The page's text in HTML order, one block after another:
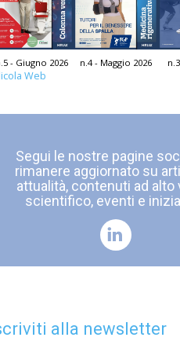
- Giugno 2026 n.4 - Maggio 2026
Web
Segui le nostre pagine
rimanere aggiornato su
attualità, contenuti ad alto
scientifico, eventi e
alla newsletter